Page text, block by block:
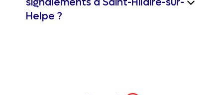
Helpe ?